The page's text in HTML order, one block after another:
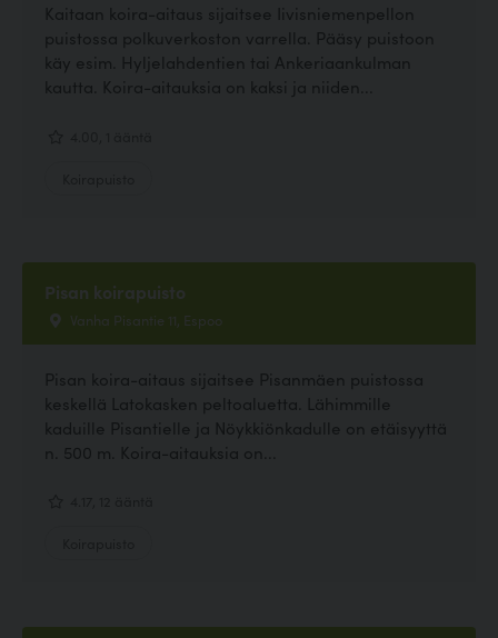
Kaitaan koira-aitaus sijaitsee Iivisniemenpellon
puistossa polkuverkoston varrella. Pääsy puistoon
käy esim. Hyljelahdentien tai Ankeriaankulman
kautta. Koira-aitauksia on kaksi ja niiden...
Pisan koirapuisto
Vanha Pisantie 11, Espoo
Pisan koira-aitaus sijaitsee Pisanmäen puistossa
keskellä Latokasken peltoaluetta. Lähimmille
kaduille Pisantielle ja Nöykkiönkadulle on etäisyyttä
n. 500 m. Koira-aitauksia on...